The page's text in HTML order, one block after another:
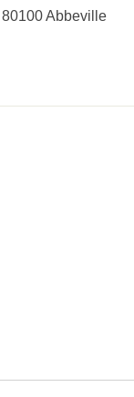
Abbeville